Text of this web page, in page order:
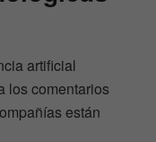
artificial
los comentarios
están